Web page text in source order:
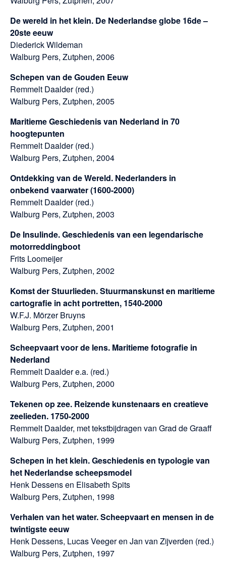
De wereld in het klein. De Nederlandse globe 16de –
20ste eeuw
Diederick Wildeman
Walburg Pers, Zutphen, 2006
Schepen van de Gouden Eeuw
Remmelt Daalder (red.)
Walburg Pers, Zutphen, 2005
Maritieme Geschiedenis van Nederland in 70
hoogtepunten
Remmelt Daalder (red.)
Walburg Pers, Zutphen, 2004
Ontdekking van de Wereld. Nederlanders in
onbekend vaarwater (1600-2000)
Remmelt Daalder (red.)
Walburg Pers, Zutphen, 2003
De Insulinde. Geschiedenis van een legendarische
motorreddingboot
Frits Loomeijer
Walburg Pers, Zutphen, 2002
Komst der Stuurlieden. Stuurmanskunst en maritieme
cartografie in acht portretten, 1540-2000
W.F.J. Mörzer Bruyns
Walburg Pers, Zutphen, 2001
Scheepvaart voor de lens. Maritieme fotografie in
Nederland
Remmelt Daalder e.a. (red.)
Walburg Pers, Zutphen, 2000
Tekenen op zee. Reizende kunstenaars en creatieve
zeelieden. 1750-2000
Remmelt Daalder, met tekstbijdragen van Grad de Graaff
Walburg Pers, Zutphen, 1999
Schepen in het klein. Geschiedenis en typologie van
het Nederlandse scheepsmodel
Henk Dessens en Elisabeth Spits
Walburg Pers, Zutphen, 1998
Verhalen van het water. Scheepvaart en mensen in de
twintigste eeuw
Henk Dessens, Lucas Veeger en Jan van Zijverden (red.)
Walburg Pers, Zutphen, 1997